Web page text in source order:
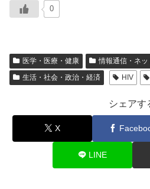
0
医学・医療・健康
情報通信・ネッ
生活・社会・政治・経済
HIV
シェアす
X
LINE